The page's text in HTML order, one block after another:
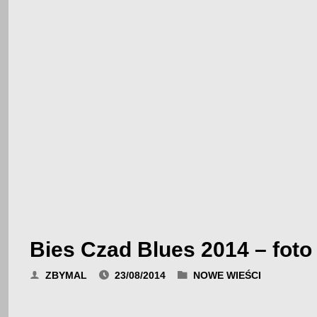
Bies Czad Blues 2014 – foto
ZBYMAL 23/08/2014 NOWE WIEŚCI